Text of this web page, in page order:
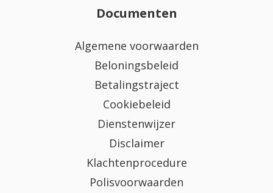
Documenten
Algemene voorwaarden
Beloningsbeleid
Betalingstraject
Cookiebeleid
Dienstenwijzer
Disclaimer
Klachtenprocedure
Polisvoorwaarden